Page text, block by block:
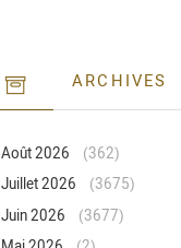
ARCHIVES
Août 2026
(362)
Juillet 2026
(3675)
Juin 2026
(3677)